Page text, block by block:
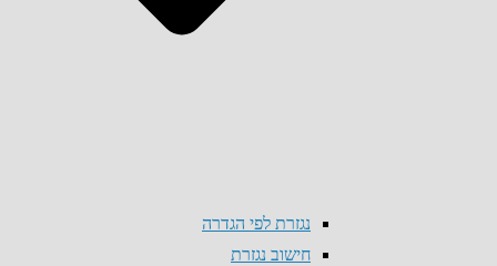
נגזרת לפי הגדרה
חישוב נגזרת